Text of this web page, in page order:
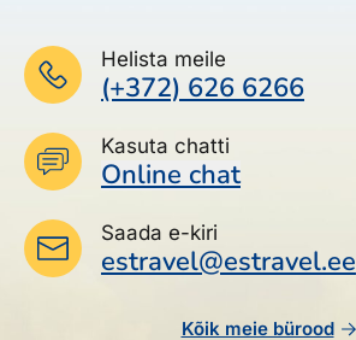
Helista meile
(+372) 626 6266
Kasuta chatti
Online chat
Saada e-kiri
estravel@estravel.ee
Kõik meie bürood